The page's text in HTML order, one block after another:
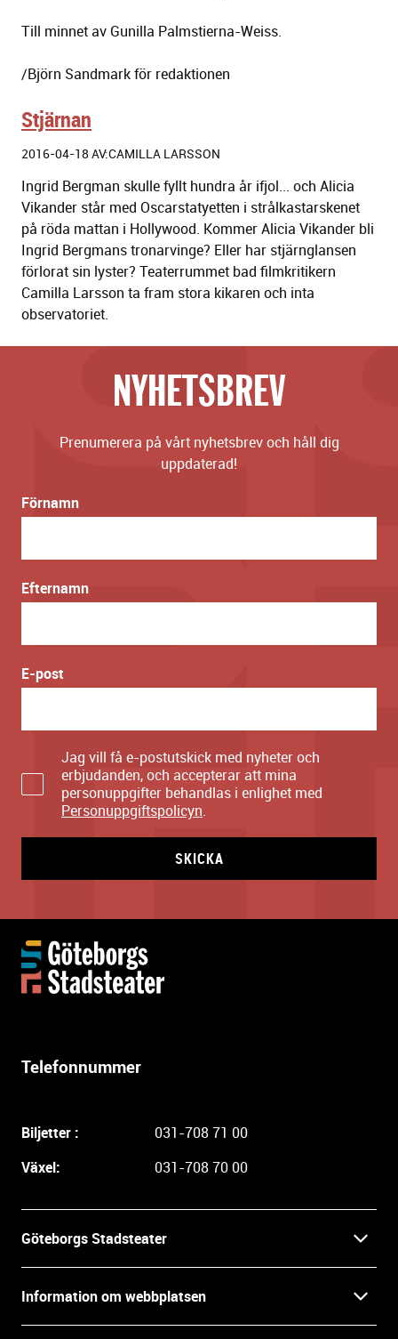
Till minnet av Gunilla Palmstierna-Weiss.
/Björn Sandmark för redaktionen
Stjärnan
2016-04-18 AV:CAMILLA LARSSON
Ingrid Bergman skulle fyllt hundra år ifjol... och Alicia
Vikander står med Oscarstatyetten i strålkastarskenet
på röda mattan i Hollywood. Kommer Alicia Vikander bli
Ingrid Bergmans tronarvinge? Eller har stjärnglansen
förlorat sin lyster? Teaterrummet bad filmkritikern
Camilla Larsson ta fram stora kikaren och inta
observatoriet.
NYHETSBREV
Prenumerera på vårt nyhetsbrev och håll dig
uppdaterad!
Förnamn
Efternamn
E-post
Jag vill få e-postutskick med nyheter och
erbjudanden, och accepterar att mina
personuppgifter behandlas i enlighet med
Personuppgiftspolicyn.
SKICKA
Telefonnummer
Biljetter :
031-708 71 00
Växel:
031-708 70 00
Göteborgs Stadsteater
Press
Information om webbplatsen